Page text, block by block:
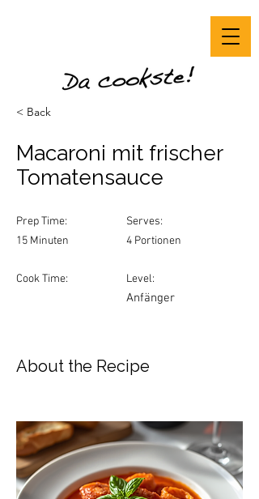
< Back
Macaroni mit frischer
Tomatensauce
Prep Time:
15 Minuten
Cook Time:
Serves:
4 Portionen
Level:
Anfänger
About the Recipe